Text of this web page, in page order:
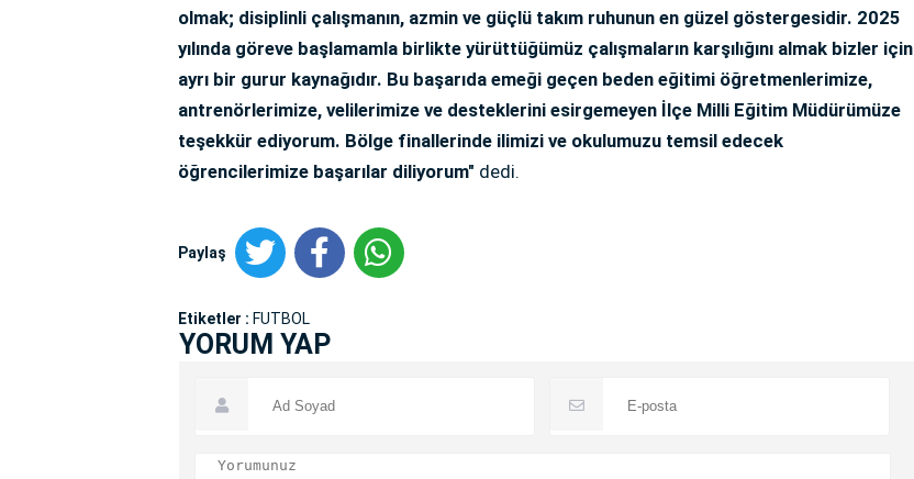
olmak; disiplinli çalışmanın, azmin ve güçlü takım ruhunun en güzel göstergesidir. 2025
yılında göreve başlamamla birlikte yürüttüğümüz çalışmaların karşılığını almak bizler için
ayrı bir gurur kaynağıdır. Bu başarıda emeği geçen beden eğitimi öğretmenlerimize,
antrenörlerimize, velilerimize ve desteklerini esirgemeyen İlçe Milli Eğitim Müdürümüze
teşekkür ediyorum. Bölge finallerinde ilimizi ve okulumuzu temsil edecek
öğrencilerimize başarılar diliyorum" dedi.
Paylaş
Etiketler : FUTBOL
YORUM YAP